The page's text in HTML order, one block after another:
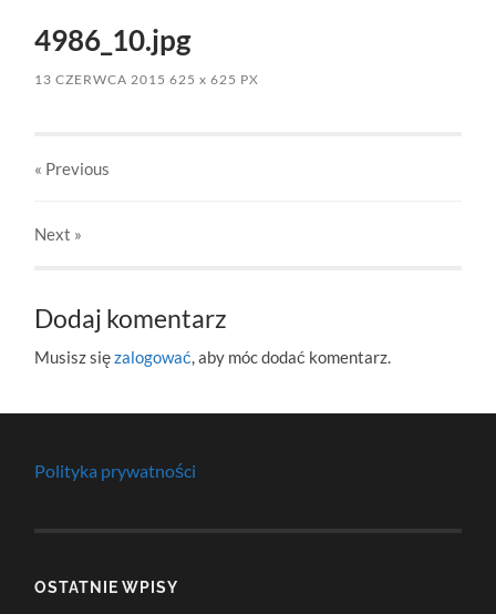
4986_10.jpg
13 CZERWCA 2015 625x 625 PX
« Previous
Next »
Dodaj komentarz
Musisz sięzalogować, aby móc dodać komentarz.
Polityka prywatności
OSTATNIE WPISY